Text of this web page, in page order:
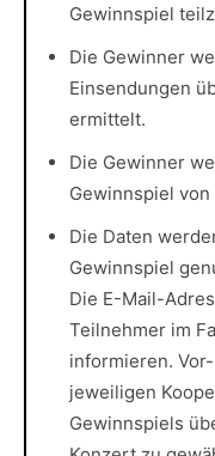
Gewinnspiel
Die Gewinner
Einsendungen
ermittelt.
Die Gewinner
Gewinnspiel
Die Daten
Gewinnspiel
Die E-Mail-
Teilnehmer im
informieren.
jeweiligen
Gewinnspiels